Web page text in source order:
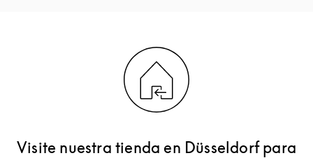
Visite nuestra tienda en Düsseldorf para